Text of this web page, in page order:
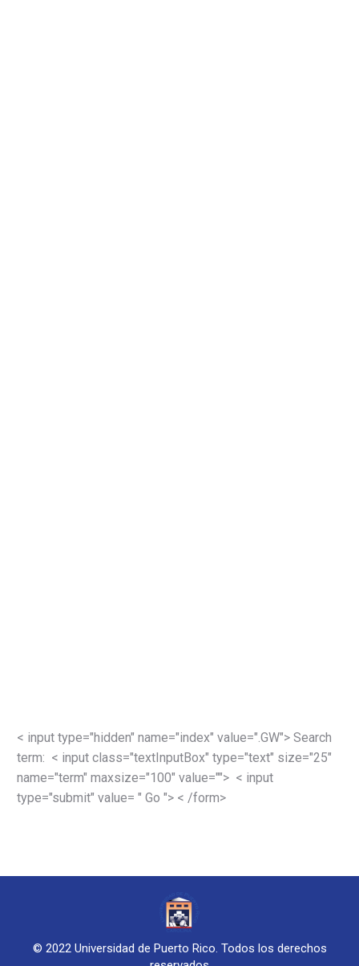
< input type="hidden" name="index" value=".GW"> Search
term: < input class="textInputBox" type="text" size="25"
name="term" maxsize="100" value=""> < input
type="submit" value= " Go "> < /form>
© 2022 Universidad de Puerto Rico. Todos los derechos